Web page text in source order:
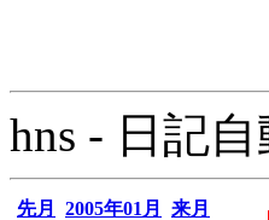
hns - 日記
先月 2005年01月
来月